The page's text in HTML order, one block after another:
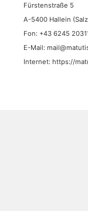
Fürstenstraße 5
A-5400 Hallein
Fon: +43 6245
E-Mail:
Internet: https://